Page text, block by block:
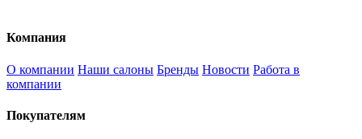
Компания
О компании Наши салоны Бренды Новости Работа в
компании
Покупателям